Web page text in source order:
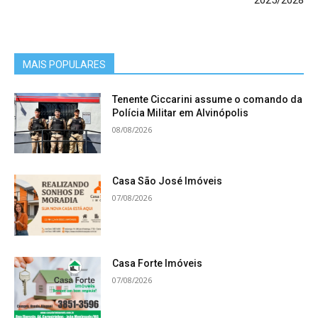
MAIS POPULARES
Tenente Ciccarini assume o comando da
Polícia Militar em Alvinópolis
08/08/2026
Casa São José Imóveis
07/08/2026
Casa Forte Imóveis
07/08/2026